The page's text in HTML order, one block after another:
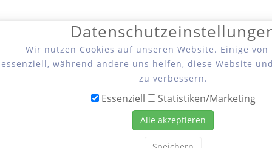
Wir nutzen Cookies auf unseren Website. Einige
essenziell, während andere uns helfen, diese Website
zu verbessern.
Essenziell Statistiken/Marketing
Alle akzeptieren